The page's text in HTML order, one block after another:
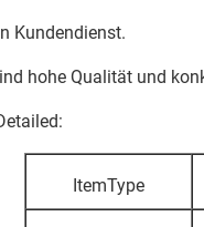
Kundendienst.
hohe Qualität und
ItemType